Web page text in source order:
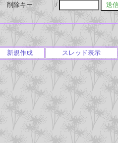
削除キー
/
新規作成 スレッド表示